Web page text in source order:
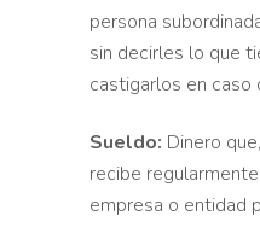
persona
sin decirles lo que
castigarlos en caso
Sueldo: Dinero
recibe
empresa o entidad